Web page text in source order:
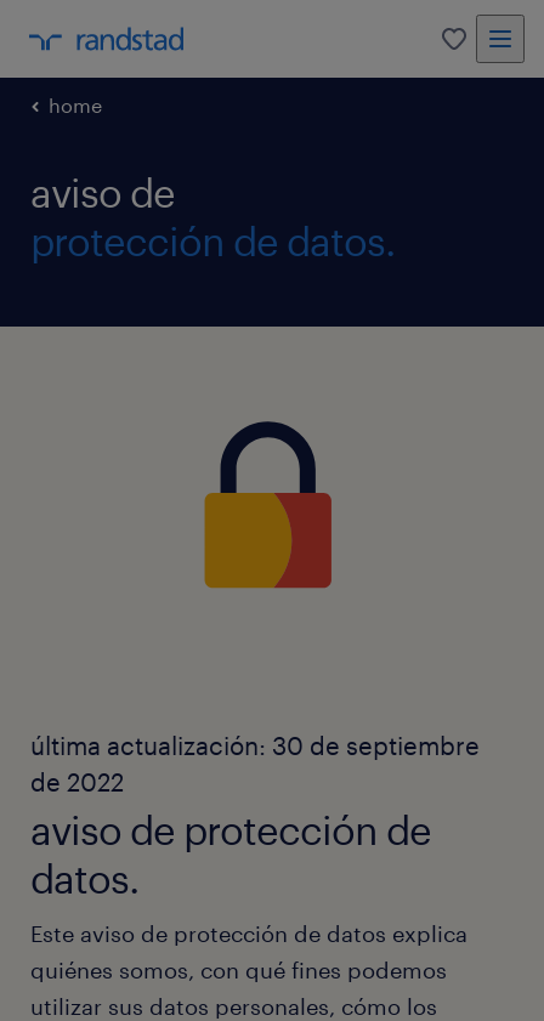
0
home
aviso de
protección de datos.
última actualización: 30 de septiembre
de 2022
aviso de protección de
datos.
Este aviso de protección de datos explica
quiénes somos, con qué fines podemos
utilizar sus datos personales, cómo los